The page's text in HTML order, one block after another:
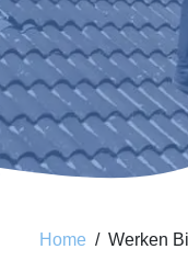
Home Werken